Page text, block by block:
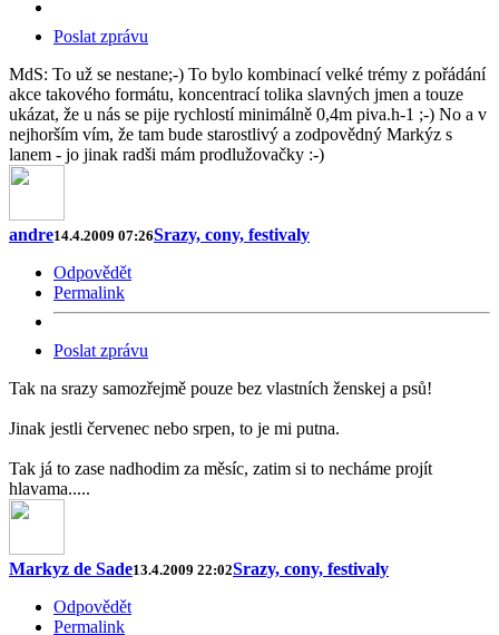
Poslat zprávu
MdS: To už se nestane;-) To bylo kombinací velké trémy z pořádání
akce takového formátu, koncentrací tolika slavných jmen a touze
ukázat, že u nás se pije rychlostí minimálně 0,4m piva.h-1 ;-) No a v
nejhorším vím, že tam bude starostlivý a zodpovědný Markýz s
lanem - jo jinak radši mám prodlužovačky :-)
andre14.4.2009 07:26Srazy, cony, festivaly
Odpovědět
Permalink
Poslat zprávu
Tak na srazy samozřejmě pouze bez vlastních ženskej a psů!
Jinak jestli červenec nebo srpen, to je mi putna.
Tak já to zase nadhodim za měsíc, zatim si to necháme projít
hlavama.....
Markyz de Sade13.4.2009 22:02Srazy, cony, festivaly
Odpovědět
Permalink